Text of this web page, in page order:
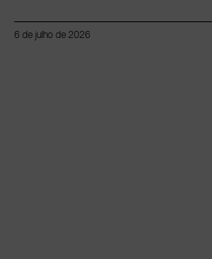
6 de julho de 2026